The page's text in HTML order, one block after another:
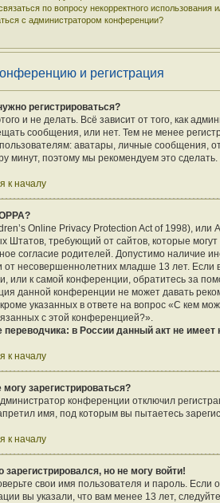
по вопросу некорректного
с администратором конференции?
и регистрация
регистрироваться?
и не делать. Всё зависит от того, как
сообщения, или нет. Тем не менее
аватары, личные сообщения,
минут, поэтому мы рекомендуем это сделать.
к началу
Online Privacy Protection Act of 1998),
Штатов, требующий от сайтов, которые
согласие родителей. Допустимо наличие
несовершеннолетних младше 13 лет. Если
или к самой конференции, обратитесь за
данной конференции не может давать
указанных в ответе на вопрос «С кем
с этой конференцией?».
переводчика: в России данный акт не
к началу
зарегистрироваться?
конференции отключил
имя, под которым вы пытаетесь
к началу
зарегистрировался, но не могу войти!
свои имя пользователя и пароль.
вы указали, что вам менее 13 лет,